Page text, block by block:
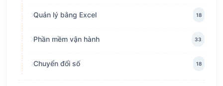
Quản lý bằng Excel 18
Phần mềm vận hành 33
Chuyển đổi số 18